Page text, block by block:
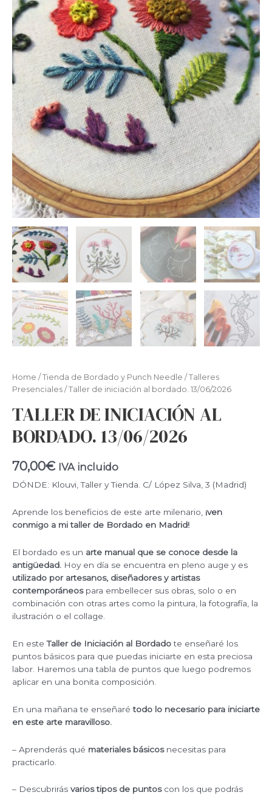
Home / Tienda de Bordado y Punch Needle / Talleres
Presenciales / Taller de iniciación al bordado. 13/06/2026
TALLER DE INICIACIÓN AL
BORDADO. 13/06/2026
70,00€ IVA incluido
DÓNDE: Klouvi, Taller y Tienda. C/ López Silva, 3 (Madrid)
Aprende los beneficios de este arte milenario, ¡ven
conmigo a mi taller de Bordado en Madrid!
El bordado es un arte manual que se conoce desde la
antigüedad. Hoy en día se encuentra en pleno auge y es
utilizado por artesanos, diseñadores y artistas
contemporáneospara embellecer sus obras, solo o en
combinación con otras artes como la pintura, la fotografía, la
ilustración o el collage.
En esteTaller de Iniciación al Bordadote enseñaré los
puntos básicos para que puedas iniciarte en esta preciosa
labor. Haremos una tabla de puntos que luego podremos
aplicar en una bonita composición.
En una mañana te enseñarétodo lo necesario para iniciarte
en este arte maravilloso.
– Aprenderás qué materiales básicosnecesitas para
practicarlo.
– Descubrirás varios tipos de puntoscon los que podrás